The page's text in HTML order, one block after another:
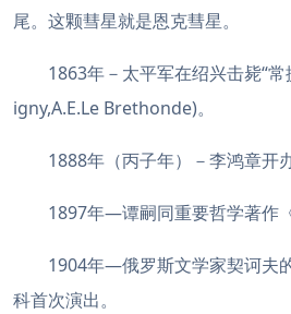
尾。这颗彗星就是恩克彗星。
1863年－太平军在绍兴击毙“
igny,A.E.Le Brethonde)。
1888年（丙子年）－李鸿章开
1897年—谭嗣同重要哲学著作
1904年—俄罗斯文学家契诃夫
科首次演出。